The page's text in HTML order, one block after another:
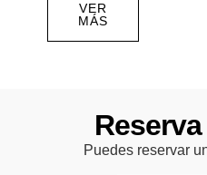
VER
MÁS
Puedes reservar